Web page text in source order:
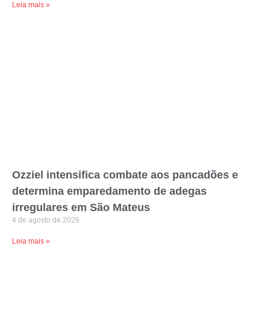
Leia mais »
Ozziel intensifica combate aos pancadões e
determina emparedamento de adegas
irregulares em São Mateus
4 de agosto de 2026
Leia mais »